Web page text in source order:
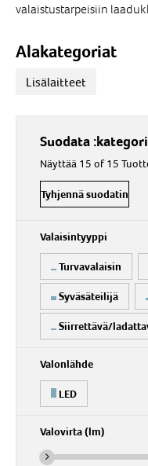
valaistustarpeisiin
Alakategoriat
Lisälaitteet
Suodata
Näyttää 15 of 15
Tyhjennä suodatin
Valaisintyyppi
Turvavalaisin
Syväsäteilijä
Siirrettävä/
Valonlähde
LED
Valovirta (lm)